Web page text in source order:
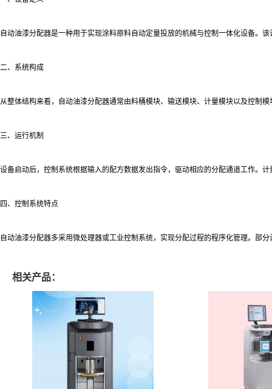
自动油漆分配器是一种用于实现涂料原料自动定量投放的机械与控制一体化设备。
二、系统构成
从整体结构来看，自动油漆分配器通常由料桶模块、输送模块、计量模块以及控制
三、运行机制
设备启动后，控制系统根据输入的配方数据发出指令，驱动相应的分配通道工作。
四、控制系统特点
自动油漆分配器多采用微处理器或工业控制系统，实现分配过程的程序化管理。部
相关产品：